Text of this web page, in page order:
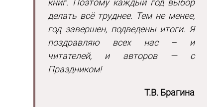
книг. Поэтому каждый год выбор
делать всё труднее. Тем не менее,
год завершен, подведены итоги. Я
поздравляю всех нас – и
читателей, и авторов — с
Праздником!
Т.В. Брагина